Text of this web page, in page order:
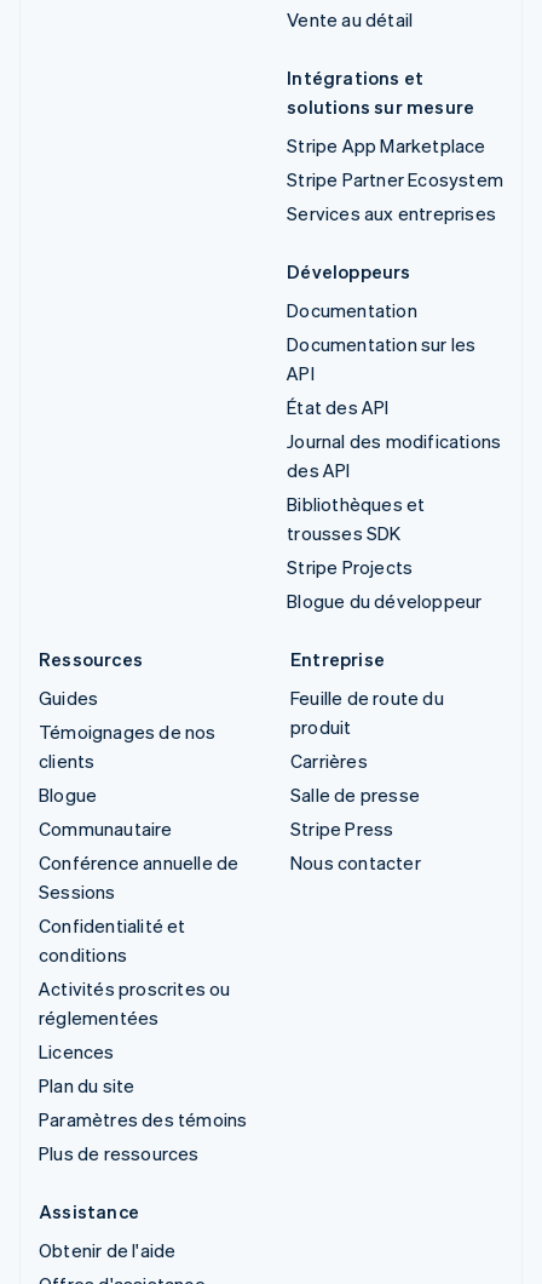
Vente au détail
Intégrations et
solutions sur mesure
Stripe App Marketplace
Stripe Partner Ecosystem
Services aux entreprises
Développeurs
Documentation
Documentation sur les
API
État des API
Journal des modifications
des API
Bibliothèques et
trousses SDK
Stripe Projects
Blogue du développeur
Ressources
Guides
Témoignages de nos
clients
Blogue
Communautaire
Conférence annuelle de
Sessions
Confidentialité et
conditions
Activités proscrites ou
réglementées
Licences
Plan du site
Paramètres des témoins
Plus de ressources
Entreprise
Feuille de route du
produit
Carrières
Salle de presse
Stripe Press
Nous contacter
Assistance
Obtenir de l'aide